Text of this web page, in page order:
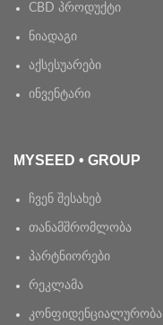
CBD პროდუქტი
ნიადაგი
აქსესუარები
ინვენტარი
MYSEED • GROUP
ჩვენ შესახებ
თანამშრომლობა
პარტნიორები
რეკლამა
კონფიდენციალურობა